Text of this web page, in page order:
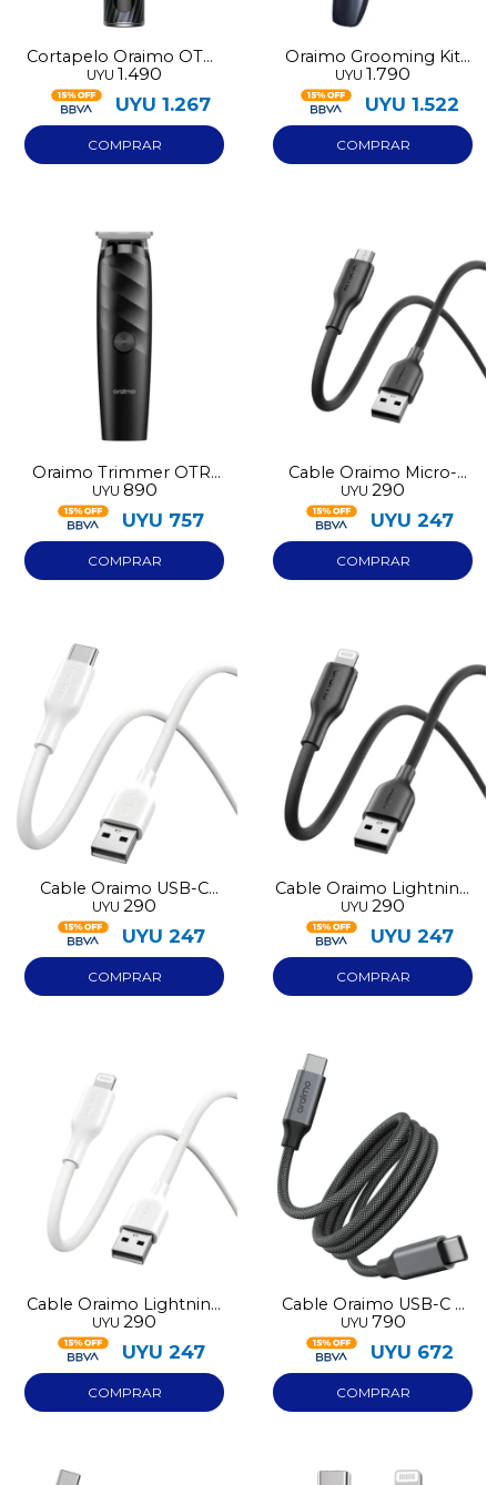
Cortapelo Oraimo OTR-
280
UYU 1.490
UYU 1.267
Oraimo Grooming Kit
GT10N
UYU 1.790
UYU 1.522
Oraimo Trimmer OTR-
210
UYU 890
UYU 757
Cable Oraimo Micro-
USB 114M
UYU 290
UYU 247
Cable Oraimo USB-C
114C
UYU 290
UYU 247
Cable Oraimo Lightning
114L negro
UYU 290
UYU 247
Cable Oraimo Lightning
114L blanco
UYU 290
UYU 247
Cable Oraimo USB-C a
USB-C 710CC
UYU 790
UYU 672